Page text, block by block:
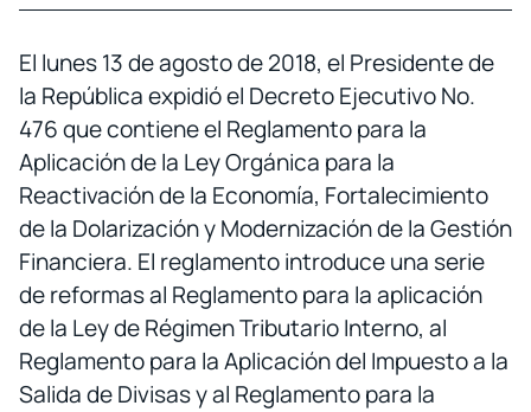
El lunes 13 de agosto de 2018, el Presidente de
la República expidió el Decreto Ejecutivo No.
476 que contiene el Reglamento para la
Aplicación de la Ley Orgánica para la
Reactivación de la Economía, Fortalecimiento
de la Dolarización y Modernización de la Gestión
Financiera. El reglamento introduce una serie
de reformas al Reglamento para la aplicación
de la Ley de Régimen Tributario Interno, al
Reglamento para la Aplicación del Impuesto a la
Salida de Divisas y al Reglamento para la